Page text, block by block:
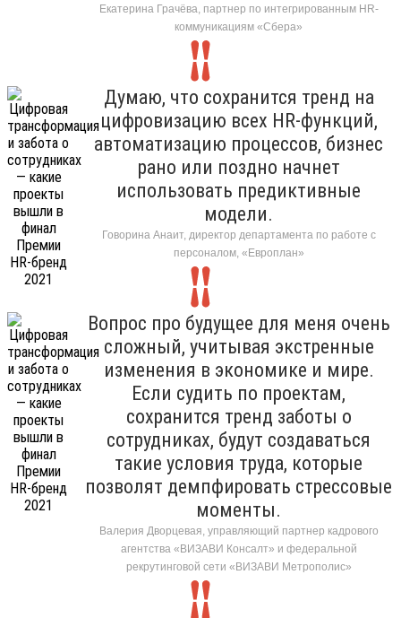
Екатерина Грачёва, партнер по интегрированным HR-
коммуникациям «Сбера»
Думаю, что сохранится тренд на
цифровизацию всех HR-функций,
автоматизацию процессов, бизнес
рано или поздно начнет
использовать предиктивные
модели.
Говорина Анаит, директор департамента по работе с
персоналом, «Европлан»
Вопрос про будущее для меня очень
сложный, учитывая экстренные
изменения в экономике и мире.
Если судить по проектам,
сохранится тренд заботы о
сотрудниках, будут создаваться
такие условия труда, которые
позволят демпфировать стрессовые
моменты.
Валерия Дворцевая, управляющий партнер кадрового
агентства «ВИЗАВИ Консалт» и федеральной
рекрутинговой сети «ВИЗАВИ Метрополис»